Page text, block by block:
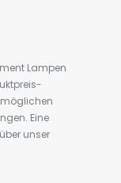
Lampen
Eine
unser